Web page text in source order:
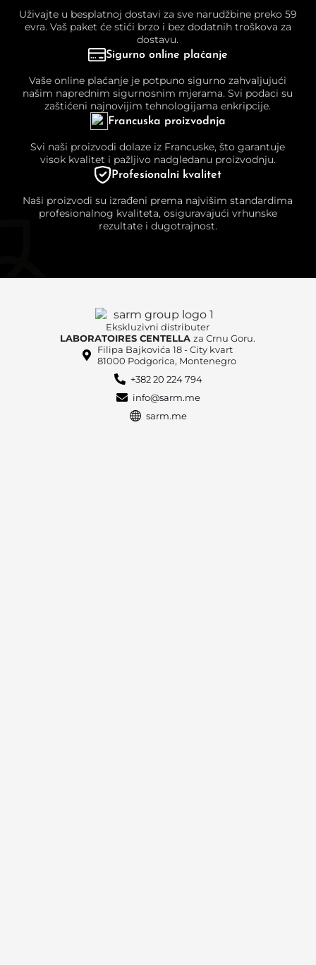
Uživajte u besplatnoj dostavi za sve narudžbine preko 59
evra. Vaš paket će stići brzo i bez dodatnih troškova za
dostavu.
Sigurno online plaćanje
Vaše online plaćanje je potpuno sigurno zahvaljujući
našim naprednim sigurnosnim mjerama. Svi podaci su
zaštićeni najnovijim tehnologijama enkripcije.
Francuska proizvodnja
Svi naši proizvodi dolaze iz Francuske, što garantuje
visok kvalitet i pažljivo nadgledanu proizvodnju.
Profesionalni kvalitet
Naši proizvodi su izrađeni prema najvišim standardima
profesionalnog kvaliteta, osiguravajući vrhunske
rezultate i dugotrajnost.
Ekskluzivni distributer
LABORATOIRES CENTELLAza Crnu Goru.
Filipa Bajkovića 18 - City kvart
81000 Podgorica, Montenegro
+382 20 224 794
info@sarm.me
sarm.me